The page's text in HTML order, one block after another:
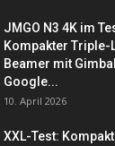
JMGO N3 4K im
Kompakter Triple-
Beamer mit
Google...
10. April 2026
XXL-Test: